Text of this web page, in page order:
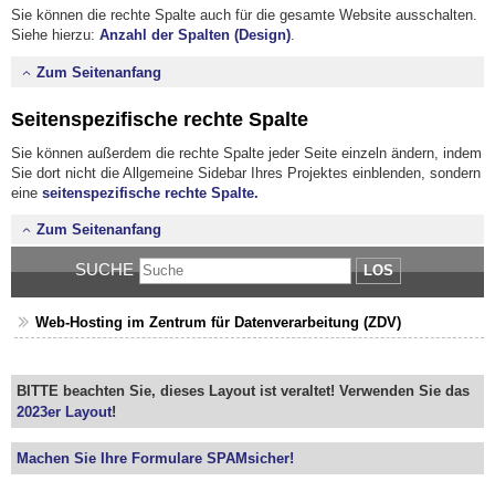
Sie können die rechte Spalte auch für die gesamte Website ausschalten.
Siehe hierzu: Anzahl der Spalten (Design).
Zum Seitenanfang
Seitenspezifische rechte Spalte
Sie können außerdem die rechte Spalte jeder Seite einzeln ändern, indem
Sie dort nicht die Allgemeine Sidebar Ihres Projektes einblenden, sondern
eine seitenspezifische rechte Spalte.
Zum Seitenanfang
SUCHE LOS
Web-Hosting im Zentrum für Datenverarbeitung (ZDV)
BITTE beachten Sie, dieses Layout ist veraltet! Verwenden Sie das
2023er Layout!
Machen Sie Ihre Formulare SPAMsicher!